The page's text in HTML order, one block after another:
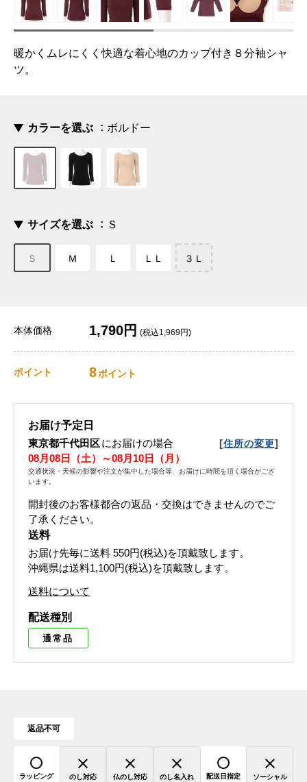
暖かくムレにくく快適な着心地のカップ付き８分袖シャ
ツ。
カラーを選ぶ ボルドー
サイズを選ぶ Ｓ
Ｓ Ｍ Ｌ ＬＬ ３Ｌ
本体価格 1,790円 (税込1,969円)
ポイント 8ポイント
お届け予定日
東京都千代田区にお届けの場合 [住所の変更]
08月08日（土）～08月10日（月）
交通状況・天候の影響や注文が集中した場合等、お届けに時間を頂く場合がござ
います。
開封後のお客様都合の返品・交換はできませんのでご
了承ください。
送料
お届け先毎に送料 550円(税込)を頂戴致します。
沖縄県は送料1,100円(税込)を頂戴致します。
送料について
配送種別
通常品
返品不可
ラッピング のし対応 仏のし対応 のし名入れ 配送日指定
ソーシャル